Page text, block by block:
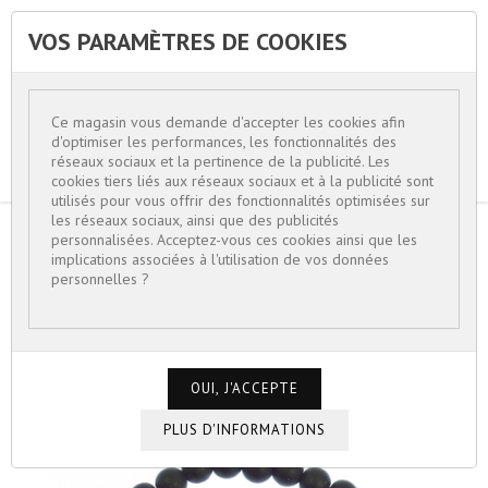
ACCUEIL
BIJOUX HOMME
BRACELET PERLES DE LAVE ET TÊTE DE
VOS PARAMÈTRES DE COOKIES
Ce magasin vous demande d'accepter les cookies afin
d'optimiser les performances, les fonctionnalités des
réseaux sociaux et la pertinence de la publicité. Les
cookies tiers liés aux réseaux sociaux et à la publicité sont
utilisés pour vous offrir des fonctionnalités optimisées sur
les réseaux sociaux, ainsi que des publicités
personnalisées. Acceptez-vous ces cookies ainsi que les
implications associées à l'utilisation de vos données
personnelles ?